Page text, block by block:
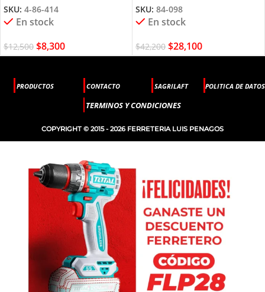
SKU: 4-86-414
En stock
$12,500 $8,300
SKU: 84-098
En stock
$42,200 $28,100
PRODUCTOS CONTACTO SAGRILAFT POLITICA DE DATOS
TERMINOS Y CONDICIONES
COPYRIGHT © 2015 - 2026 FERRETERIA LUIS PENAGOS